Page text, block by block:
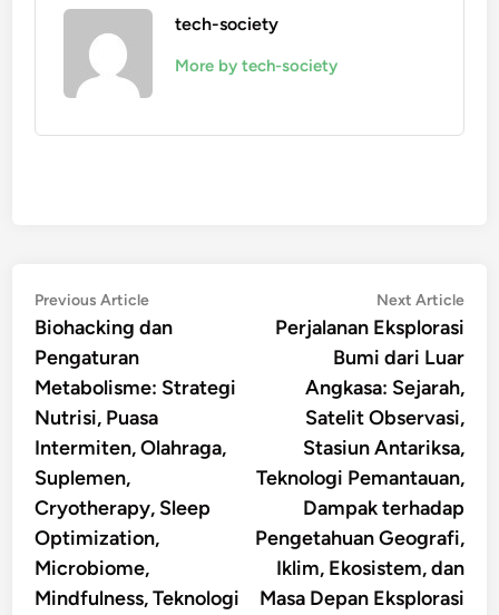
tech-society
More by tech-society
Post
navigation
Previous ArticlePrevious
article:
Biohacking dan
Pengaturan
Metabolisme: Strategi
Nutrisi, Puasa
Intermiten, Olahraga,
Suplemen,
Cryotherapy, Sleep
Optimization,
Microbiome,
Mindfulness, Teknologi
Next Article
Perjalanan Eksplorasi
Bumi dari Luar
Angkasa: Sejarah,
Satelit Observasi,
Stasiun Antariksa,
Teknologi Pemantauan,
Dampak terhadap
Pengetahuan Geografi,
Iklim, Ekosistem, dan
Masa Depan Eksplorasi